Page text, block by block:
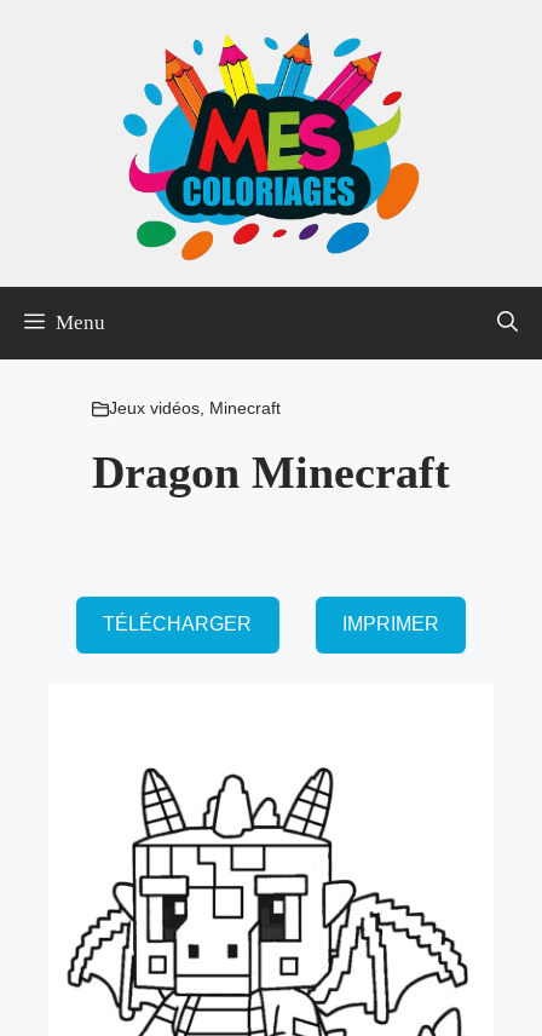
Menu
Jeux vidéos, Minecraft
Dragon Minecraft
TÉLÉCHARGER IMPRIMER